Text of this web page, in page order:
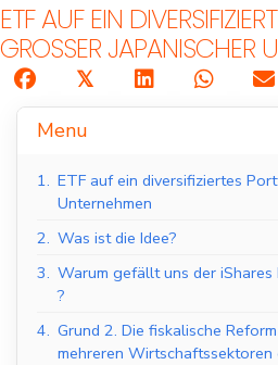
ETF AUF EIN
GROSSER JAPANISCHER
𝕏
Menu
1. ETF auf ein diversifiziertes
Unternehmen
2. Was ist die Idee?
3. Warum gefällt uns der iShares
?
4. Grund 2. Die fiskalische
mehreren Wirtschaftssektoren